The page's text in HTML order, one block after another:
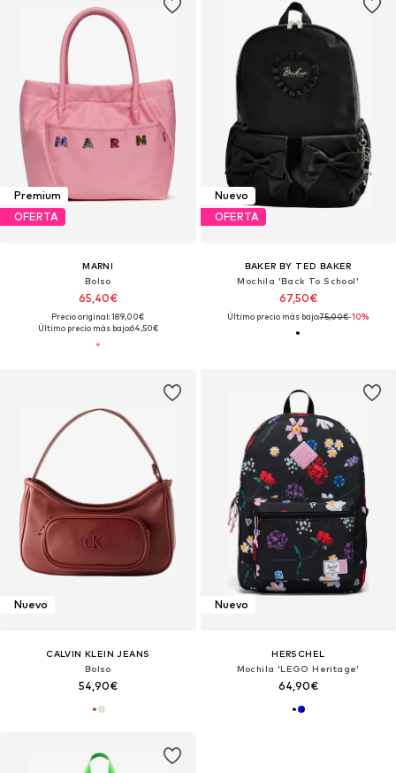
Premium
OFERTA
MARNI
Bolso
65,40€
Precio original: 189,00€
Último precio más bajo:64,50€
Nuevo
OFERTA
BAKER BY TED BAKER
Mochila 'Back To School'
67,50€
Último precio más bajo:75,00€-10%
Nuevo
CALVIN KLEIN JEANS
Bolso
54,90€
Nuevo
HERSCHEL
Mochila 'LEGO Heritage'
64,90€